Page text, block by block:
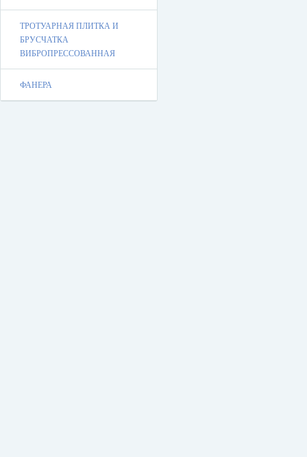
ТРОТУАРНАЯ ПЛИТКА И
БРУСЧАТКА
ВИБРОПРЕССОВАННАЯ
ФАНЕРА